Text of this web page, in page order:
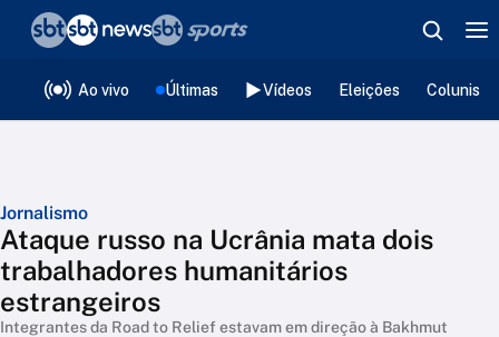
Ao vivo Últimas Vídeos Eleições
Jornalismo
Ataque russo na Ucrânia mata dois
trabalhadores humanitários
estrangeiros
Integrantes da Road to Relief estavam em direção à Bakhmut
❮voltar
Editorias